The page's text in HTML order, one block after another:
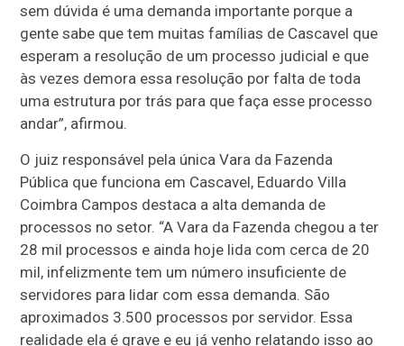
sem dúvida é uma demanda importante porque a
gente sabe que tem muitas famílias de Cascavel que
esperam a resolução de um processo judicial e que
às vezes demora essa resolução por falta de toda
uma estrutura por trás para que faça esse processo
andar”, afirmou.
O juiz responsável pela única Vara da Fazenda
Pública que funciona em Cascavel, Eduardo Villa
Coimbra Campos destaca a alta demanda de
processos no setor. “A Vara da Fazenda chegou a ter
28 mil processos e ainda hoje lida com cerca de 20
mil, infelizmente tem um número insuficiente de
servidores para lidar com essa demanda. São
aproximados 3.500 processos por servidor. Essa
realidade ela é grave e eu já venho relatando isso ao